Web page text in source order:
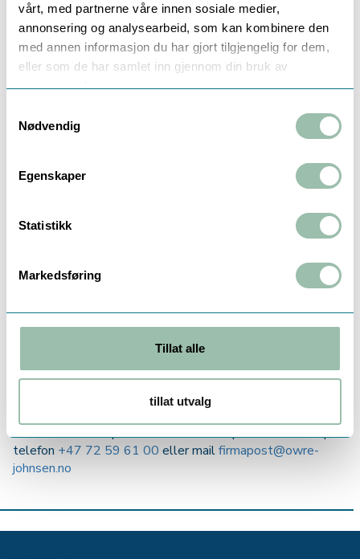
vårt, med partnerne våre innen sosiale medier,
annonsering og analysearbeid, som kan kombinere den
med annen informasjon du har gjort tilgjengelig for dem,
eller som de har samlet inn gjennom din bruk av
tjenestene deres.
Nødvendig
Egenskaper
Statistikk
Markedsføring
Tillat alle
tillat utvalg
Manuell fatpumpe
En manuell fatpumpe er ofte en billigere løsning enn en
elektrisk fatpumpe, og kan være en god løsning hvis du
bare har behov for å overføre små mengder væske. Manuell
fatpumper er også ofte mer mobile siden de ikke krever
strøm.
Et av våre hovedområder er pumper til kommunal sektor,
pumpestyring og et stort utvalg av pumper.
Se vårt utvalg av pumper i linken under.
Vi ønsker å svare på det du måtte lure på! Kontakt oss på
telefon +47 72 59 61 00 eller mailfirmapost@owre-
johnsen.no